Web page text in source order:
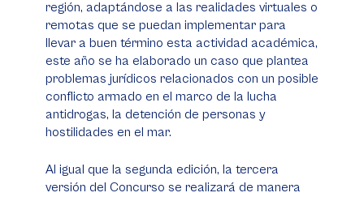
región, adaptándose a las realidades virtuales o
remotas que se puedan implementar para
llevar a buen término esta actividad académica,
este año se ha elaborado un caso que plantea
problemas jurídicos relacionados con un posible
conflicto armado en el marco de la lucha
antidrogas, la detención de personas y
hostilidades en el mar.
Al igual que la segunda edición, la tercera
versión del Concurso se realizará de manera